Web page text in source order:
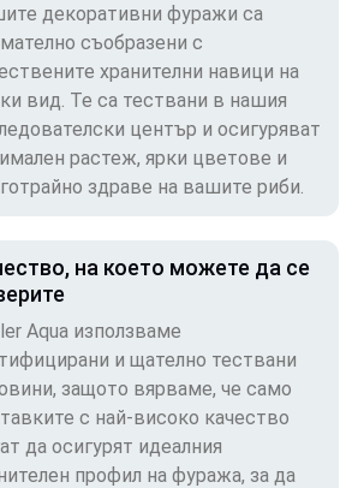
декоративни фуражи са
съобразени с
хранителни навици на
вид. Те са тествани в нашия
център и осигуряват
растеж, ярки цветове и
здраве на вашите риби.
на което можете да се
Aqua използваме
и щателно тествани
защото вярваме, че само
с най-високо качество
да осигурят идеалния
профил на фуража, за да